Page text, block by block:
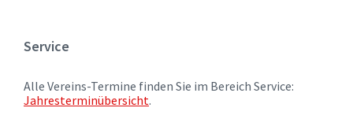
Service
Alle Vereins-Termine finden Sie im Bereich Service:
Jahresterminübersicht.